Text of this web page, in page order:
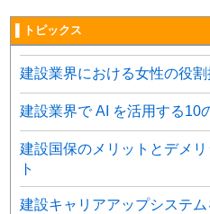
▌トピックス
建設業界における女性の役
建設業界で AI を活用する10
建設国保のメリットとデメ
ト
建設キャリアアップシステ